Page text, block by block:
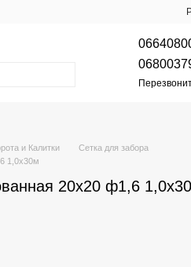
и Калитки
Сетка для забора
1,0х30м
20х20 ф1,6